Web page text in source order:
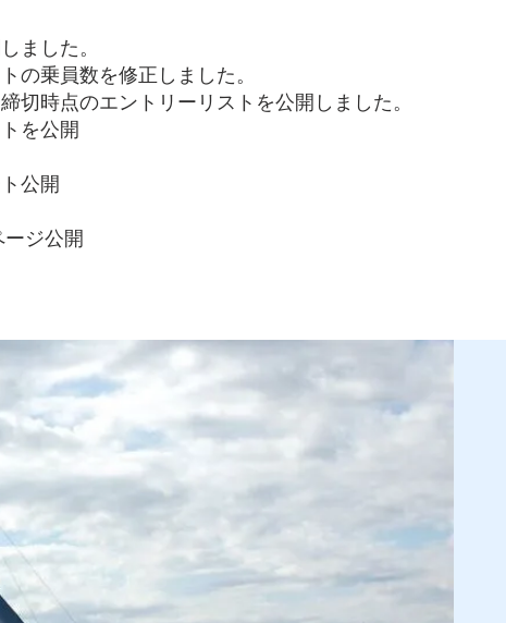
ました。
乗員数を修正しました。
時点のエントリーリストを公開しました。
を公開
公開​
ジ公開